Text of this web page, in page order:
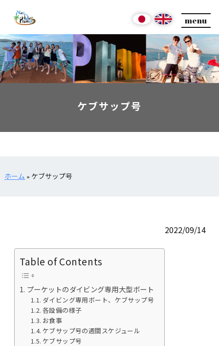
menu
ケブサップ号
ホーム » ケブサップ号
2022/09/14
Table of Contents
プーケットのダイビング専用大型ボート
ダイビング専用ボート、ケブサップ号
各設備の様子
お食事
ケブサップ号の週間スケジュール
ケブサップ号